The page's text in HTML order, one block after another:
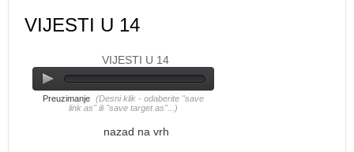
VIJESTI U 14
VIJESTI U 14
Preuzimanje (Desni klik - odaberite "save
link as" ili "save target as"...)
nazad na vrh
Zaboravili ste lozinku?